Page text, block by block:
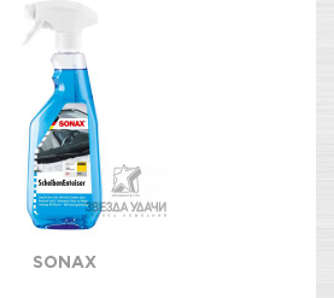
SONAX